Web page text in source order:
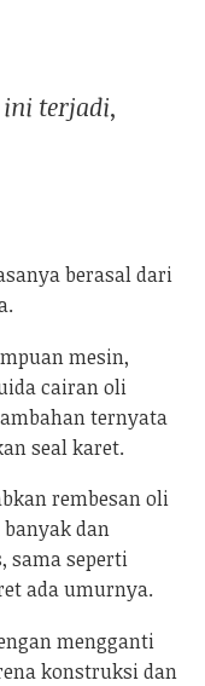
terjadi,
berasal dari
mesin,
cairan oli
ternyata
seal karet.
rembesan oli
dan
sama seperti
ada umurnya.
mengganti
konstruksi dan